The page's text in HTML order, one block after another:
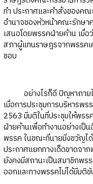
ทำ ประกาศและคำสั่งของค
อำนาจของหัวหน้าคณะรักษา
เสนอโดยพรรคฝ่ายค้าน เมื่
สภาผู้แทนราษฎรจากพรรค
ชอบ
อย่างไรก็ดี ปัญหาภายใ
เมื่อการประชุมการบริหารพ
2563 มีมติในที่ประชุมให้พร
ฝ่ายค้านเพื่อทำงานอย่างเป็
พรรค ในขณะที่นายมิ่งขวัญไ
ประกาศแยกทางเด็ดขาดจา
ยังคงมีสถานะเป็นสมาชิกพร
ออกและทางพรรคไม่ได้มีมติ